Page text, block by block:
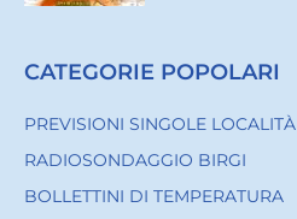
CATEGORIE POPOLARI
PREVISIONI SINGOLE LOCALITÀ
RADIOSONDAGGIO BIRGI
BOLLETTINI DI TEMPERATURA